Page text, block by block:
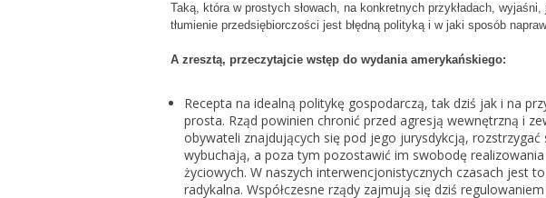
Taką, która w prostych słowach, na konkretnych przykładach,
tłumienie przedsiębiorczości jest błędną polityką i w jaki sposób
A zresztą, przeczytajcie wstęp do wydania amerykańskiego:
Recepta na idealną politykę gospodarczą, tak dziś jak i na
prosta. Rząd powinien chronić przed agresją wewnętrzną i
obywateli znajdujących się pod jego jurysdykcją, rozstrzygać
wybuchają, a poza tym pozostawić im swobodę
życiowych. W naszych interwencjonistycznych czasach jest
radykalna. Współczesne rządy zajmują się dziś